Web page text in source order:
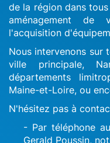
de la région dans
aménagement de
l'acquisition
Nous intervenons sur
ville principale,
départements
Maine-et-Loire, ou
N'hésitez pas à
- Par téléphone au
Gerald Poussin,